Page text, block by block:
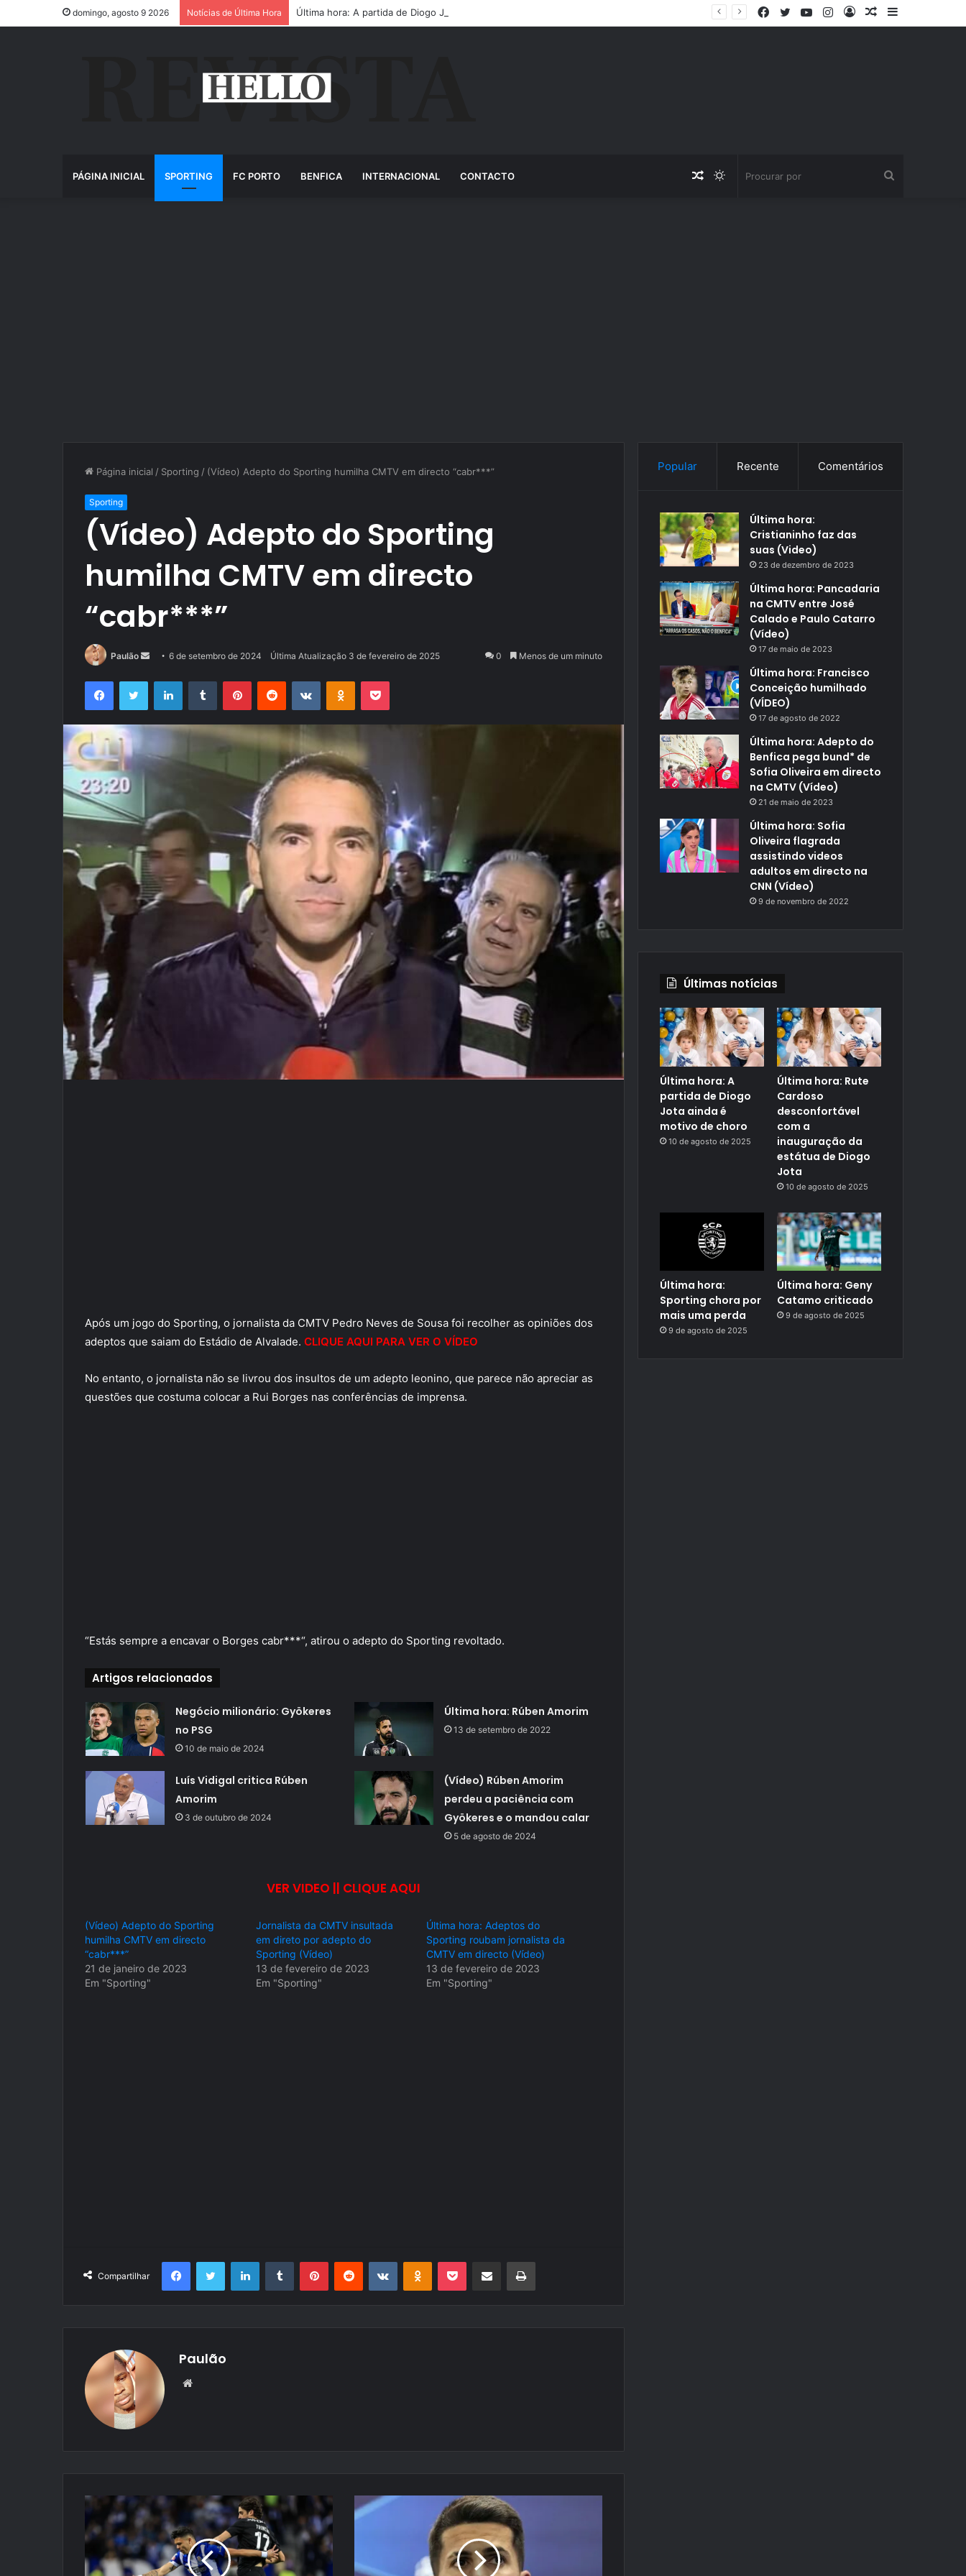
domingo, agosto 9 2026 Notícias de Última Hora Última hora: A partida de Diogo Jota ainda é motivo de choro
Barra
Artigo
Entrar
Instagram
YouTube
Twitter
Facebook
PÁGINA INICIAL SPORTING FC PORTO BENFICA INTERNACIONAL CONTACTO Switch
Artigo
Página inicial / Sporting / (Vídeo) Adepto do Sporting humilha CMTV em directo “cabr***”
Sporting
(Vídeo) Adepto do Sporting
humilha CMTV em directo
“cabr***”
Paulão
Mande
mail
6 de setembro de 2024 Última Atualização 3 de fevereiro de 2025 0 Menos de um minuto
FacebookTwitter LinkedinTumblr PinterestReddit VK OK Pocket
Após um jogo do Sporting, o jornalista da CMTV Pedro Neves de Sousa foi recolher as opiniões dos
adeptos que saiam do Estádio de Alvalade. CLIQUE AQUI PARA VER O VÍDEO
No entanto, o jornalista não se livrou dos insultos de um adepto leonino, que parece não apreciar as
questões que costuma colocar a Rui Borges nas conferências de imprensa.
“Estás sempre a encavar o Borges cabr***“, atirou o adepto do Sporting revoltado.
Artigos relacionados
Negócio milionário: Gyökeres
no PSG
10 de maio de 2024
Última hora: Rúben Amorim
13 de setembro de 2022
Luís Vidigal critica Rúben
Amorim
3 de outubro de 2024
(Vídeo) Rúben Amorim
perdeu a paciência com
Gyökeres e o mandou calar
5 de agosto de 2024
VER VIDEO || CLIQUE AQUI
(Vídeo) Adepto do Sporting
humilha CMTV em directo
“cabr***”
21 de janeiro de 2023
Em "Sporting"
Jornalista da CMTV insultada
em direto por adepto do
Sporting (Vídeo)
13 de fevereiro de 2023
Em "Sporting"
Última hora: Adeptos do
Sporting roubam jornalista da
CMTV em directo (Vídeo)
13 de fevereiro de 2023
Em "Sporting"
Compartilhar
FacebookTwitter LinkedinTumblr PinterestReddit VK OK Pocket Compartilhar via e-mail Imprimir
Paulão
Website
Popular Recente Comentários
Última hora:
Cristianinho faz das
suas (Video)
23 de dezembro de 2023
Última hora: Pancadaria
na CMTV entre José
Calado e Paulo Catarro
(Vídeo)
17 de maio de 2023
Última hora: Francisco
Conceição humilhado
(VÍDEO)
17 de agosto de 2022
Última hora: Adepto do
Benfica pega bund* de
Sofia Oliveira em directo
na CMTV (Vídeo)
21 de maio de 2023
Última hora: Sofia
Oliveira flagrada
assistindo videos
adultos em directo na
CNN (Vídeo)
9 de novembro de 2022
Últimas notícias
Última hora: A
partida de Diogo
Jota ainda é
motivo de choro
10 de agosto de 2025
Última hora: Rute
Cardoso
desconfortável
com a
inauguração da
estátua de Diogo
Jota
10 de agosto de 2025
Última hora:
Sporting chora por
mais uma perda
9 de agosto de 2025
Última hora: Geny
Catamo criticado
9 de agosto de 2025